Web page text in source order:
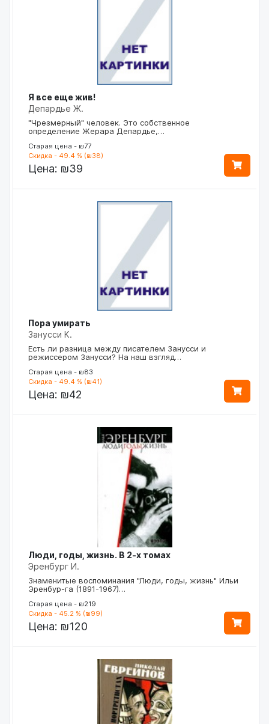
Я все еще жив!
Депардье Ж.
"Чрезмерный" человек. Это собственное
определение Жерара Депардье,…
Старая цена - ₪77
Скидка - 49.4 % (₪38)
Цена: ₪39
Пора умирать
Занусси К.
Есть ли разница между писателем Занусси и
режиссером Занусси? На наш взгляд…
Старая цена - ₪83
Скидка - 49.4 % (₪41)
Цена: ₪42
Люди, годы, жизнь. В 2-х томах
Эренбург И.
Знаменитые воспоминания "Люди, годы, жизнь" Ильи
Эренбур-га (1891-1967)…
Старая цена - ₪219
Скидка - 45.2 % (₪99)
Цена: ₪120